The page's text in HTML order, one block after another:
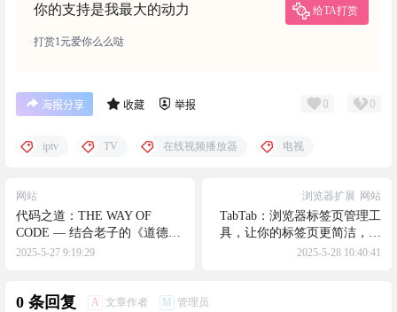
你的支持是我最大的动力 给TA打赏
打赏1元爱你么么哒
海报分享 收藏 举报 0 0
iptv TV 在线视频播放器 电视
网站
代码之道：THE WAY OF
CODE — 结合老子的《道德
经》和 Vibe Coding 的经验写
2025-5-27 9:19:29
浏览器扩展 网站
TabTab：浏览器标签页管理工
具，让你的标签页更简洁，更
清晰
2025-5-28 10:40:41
0 条回复 A 文章作者 M 管理员